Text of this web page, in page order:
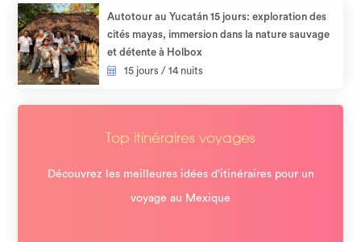
Autotour au Yucatán 15 jours: exploration des
cités mayas, immersion dans la nature sauvage
et détente à Holbox​
15 jours / 14 nuits
Top itinéraires voyages
Découvrez les meilleures idées d’itinéraires pour un
voyage au Mexique